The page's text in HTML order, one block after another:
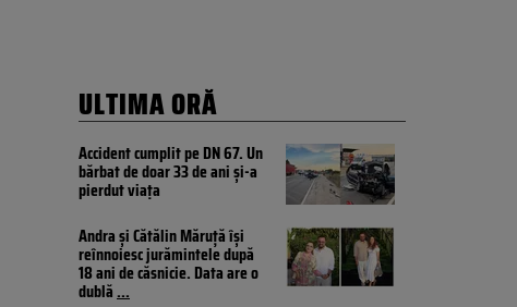
ULTIMA ORĂ
Accident cumplit pe DN 67. Un
bărbat de doar 33 de ani și-a
pierdut viața
Andra și Cătălin Măruță își
reînnoiesc jurămintele după
18 ani de căsnicie. Data are o
dublă...